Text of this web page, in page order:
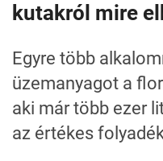
kutakról mire
Egyre több
üzemanyagot a
aki már több ezer
az értékes